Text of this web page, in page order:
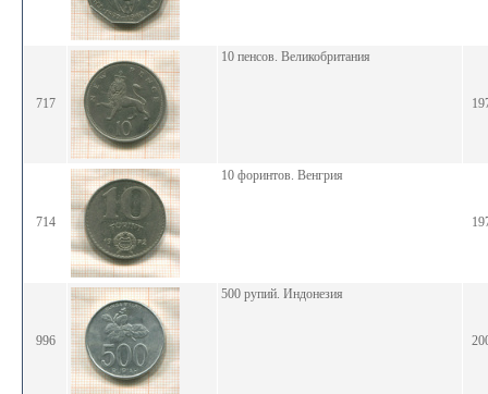
717
10 пенсов. Великобритания
714
10 форинтов. Венгрия
996
500 рупий. Индонезия